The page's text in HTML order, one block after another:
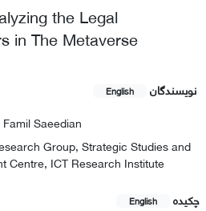
the Legal
in The Metaverse
نویسندگان English
Saeedian
Group, Strategic Studies and
Centre, ICT Research Institute
چکیده
English